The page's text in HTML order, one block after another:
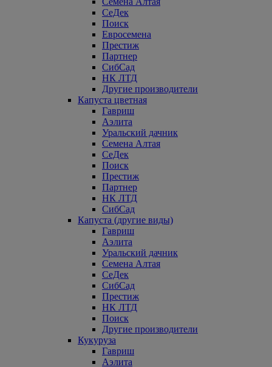
СеДек
Поиск
Евросемена
Престиж
Партнер
СибСад
НК ЛТД
Другие производители
Капуста цветная
Гавриш
Аэлита
Уральский дачник
Семена Алтая
СеДек
Поиск
Престиж
Партнер
НК ЛТД
СибСад
Капуста (другие виды)
Гавриш
Аэлита
Уральский дачник
Семена Алтая
СеДек
СибСад
Престиж
НК ЛТД
Поиск
Другие производители
Кукуруза
Гавриш
Аэлита